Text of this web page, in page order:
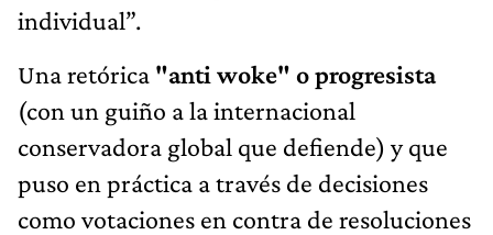
individual”.
Una retórica "anti woke" o progresista
(con un guiño a la internacional
conservadora global que defiende) y que
puso en práctica a través de decisiones
como votaciones en contra de resoluciones